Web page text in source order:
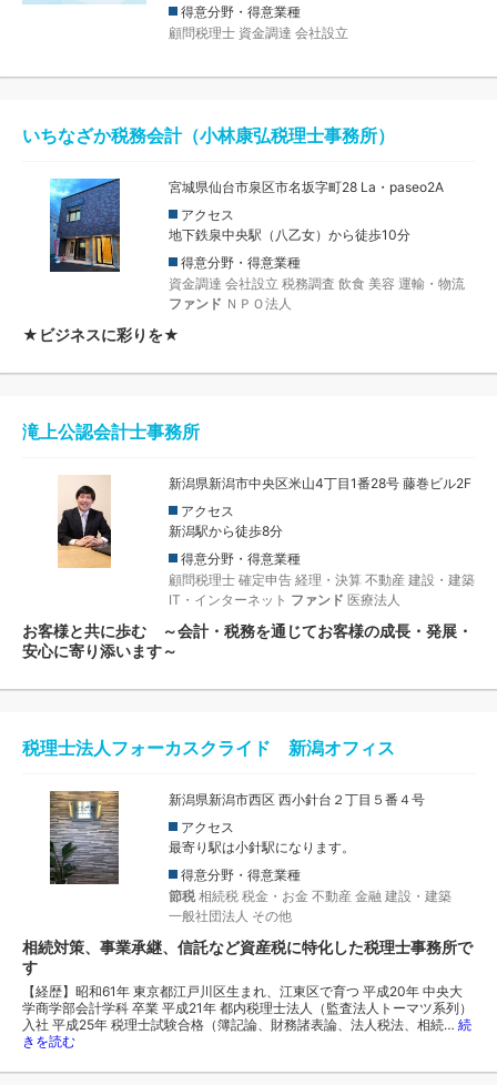
得意分野・得意業種
顧問税理士 資金調達 会社設立
いちなざか税務会計（小林康弘税理士事務所）
宮城県仙台市泉区市名坂字町28 La・paseo2A
アクセス
地下鉄泉中央駅（八乙女）から徒歩10分
得意分野・得意業種
資金調達 会社設立 税務調査 飲食 美容 運輸・物流
ファンド ＮＰＯ法人
★ビジネスに彩りを★
滝上公認会計士事務所
新潟県新潟市中央区米山4丁目1番28号 藤巻ビル2F
アクセス
新潟駅から徒歩8分
得意分野・得意業種
顧問税理士 確定申告 経理・決算 不動産 建設・建築
IT・インターネット ファンド 医療法人
お客様と共に歩む ～会計・税務を通じてお客様の成長・発展・
安心に寄り添います～
税理士法人フォーカスクライド 新潟オフィス
新潟県新潟市西区 西小針台２丁目５番４号
アクセス
最寄り駅は小針駅になります。
得意分野・得意業種
節税 相続税 税金・お金 不動産 金融 建設・建築
一般社団法人 その他
相続対策、事業承継、信託など資産税に特化した税理士事務所で
す
【経歴】昭和61年 東京都江戸川区生まれ、江東区で育つ 平成20年 中央大
学商学部会計学科 卒業 平成21年 都内税理士法人（監査法人トーマツ系列）
入社 平成25年 税理士試験合格（簿記論、財務諸表論、法人税法、相続… 続
きを読む